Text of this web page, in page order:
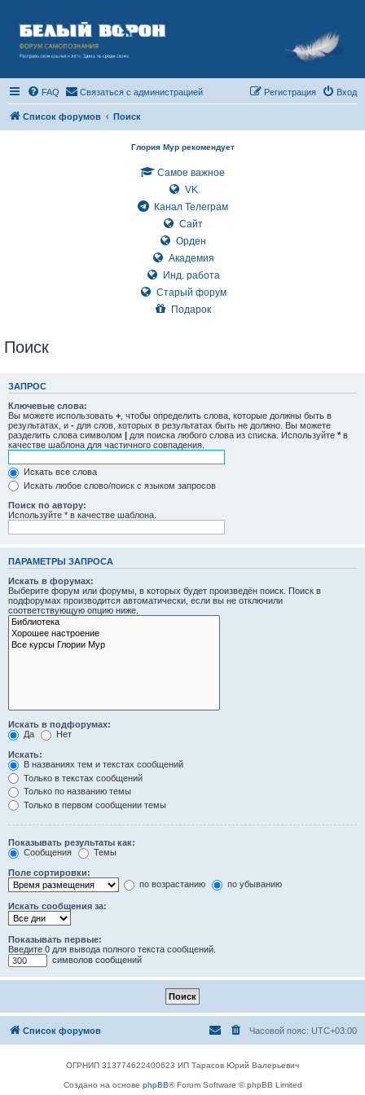
FAQ Связаться с администрацией Вход
Регистрация
Список форумов Поиск
Глория Мур рекомендует
Самое важное
VK
Канал Телеграм
Сайт
Орден
Академия
Инд. работа
Старый форум
Подарок
Поиск
ЗАПРОС
Ключевые слова:
Вы можете использовать + , чтобы определить слова, которые должны быть в
результатах, и - для слов, которых в результатах быть не должно. Вы можете
разделить слова символом | для поиска любого слова из списка. Используйте * в
качестве шаблона для частичного совпадения.
Искать все слова
Искать любое слово/поиск с языком запросов
Поиск по автору:
Используйте * в качестве шаблона.
ПАРАМЕТРЫ ЗАПРОСА
Искать в форумах:
Выберите форум или форумы, в которых будет произведён поиск. Поиск в
подфорумах производится автоматически, если вы не отключили
соответствующую опцию ниже.
Искать в подфорумах:
Да
Нет
Искать:
В названиях тем и текстах сообщений
Только в текстах сообщений
Только по названию темы
Только в первом сообщении темы
Показывать результаты как:
Сообщения
Темы
Поле сортировки:
по возрастанию
по убыванию
Искать сообщения за:
Показывать первые:
Введите 0 для вывода полного текста сообщений.
символов сообщений
Список форумов Часовой пояс: UTC+03:00
ОГРНИП 313774622400623 ИП Тарасов Юрий Валерьевич
Создано на основе phpBB® Forum Software © phpBB Limited